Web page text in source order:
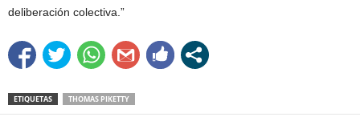
deliberación colectiva.”
ETIQUETAS THOMAS PIKETTY